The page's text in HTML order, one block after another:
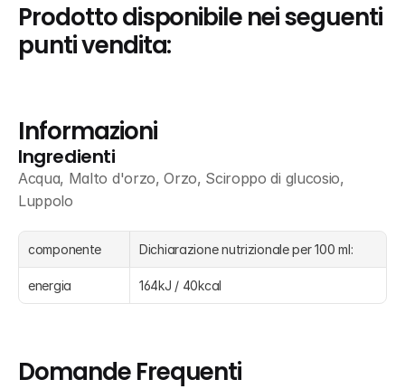
Prodotto disponibile nei seguenti
punti vendita:
Informazioni
Ingredienti
Acqua, Malto d'orzo, Orzo, Sciroppo di glucosio,
Luppolo
componente Dichiarazione nutrizionale per 100 ml:
energia 164kJ / 40kcal
Domande Frequenti